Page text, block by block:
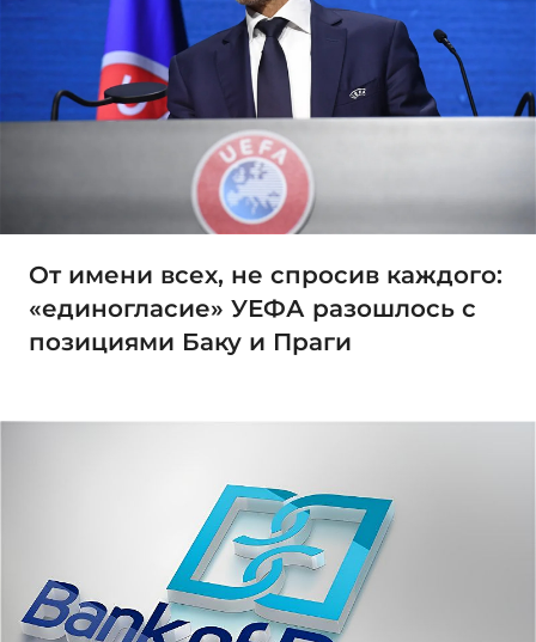
От имени всех, не спросив каждого:
«единогласие» УЕФА разошлось с
позициями Баку и Праги